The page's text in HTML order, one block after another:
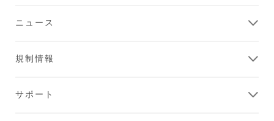
ニュース
規制情報
サポート